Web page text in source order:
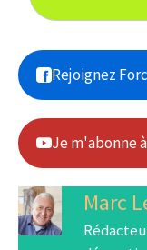
Rejoignez
Je m'abonne
Marc